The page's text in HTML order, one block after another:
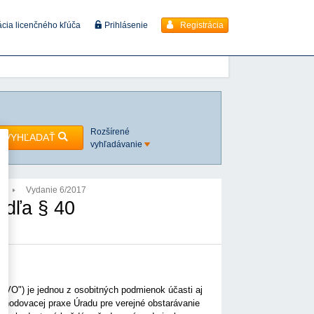
licenčného kľúča Prihlásenie Registrácia
VYHĽADAŤ
Rozšírené
vyhľadávanie
Vydanie 6/2017
§ 40
je jednou z osobitných podmienok účasti aj
praxe Úradu pre verejné obstarávanie